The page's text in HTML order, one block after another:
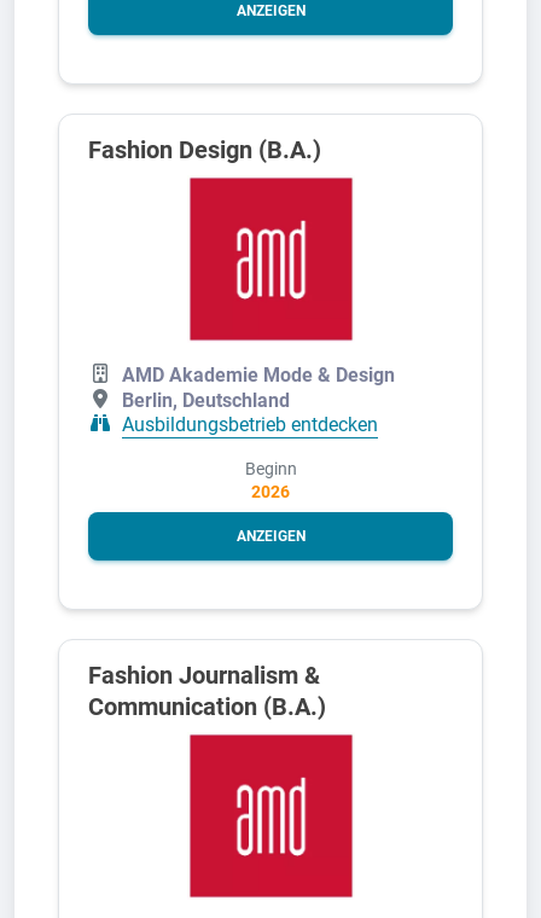
ANZEIGEN
Fashion Design (B.A.)
AMD Akademie Mode & Design
Berlin, Deutschland
Ausbildungsbetrieb entdecken
Beginn
2026
ANZEIGEN
Fashion Journalism &
Communication (B.A.)